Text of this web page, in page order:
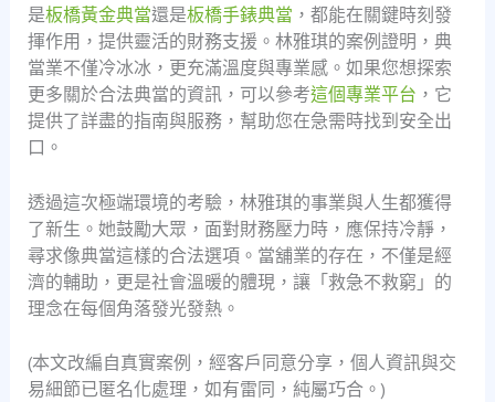
是板橋黃金典當還是板橋手錶典當 ，都能在關鍵時刻發
揮作用，提供靈活的財務支援。林雅琪的案例證明，典
當業不僅冷冰冰，更充滿溫度與專業感。如果您想探索
更多關於合法典當的資訊，可以參考這個專業平台 ，它
提供了詳盡的指南與服務，幫助您在急需時找到安全出
口。
透過這次極端環境的考驗，林雅琪的事業與人生都獲得
了新生。她鼓勵大眾，面對財務壓力時，應保持冷靜，
尋求像典當這樣的合法選項。當舖業的存在，不僅是經
濟的輔助，更是社會溫暖的體現，讓「救急不救窮」的
理念在每個角落發光發熱。
(本文改編自真實案例，經客戶同意分享，個人資訊與交
易細節已匿名化處理，如有雷同，純屬巧合。)